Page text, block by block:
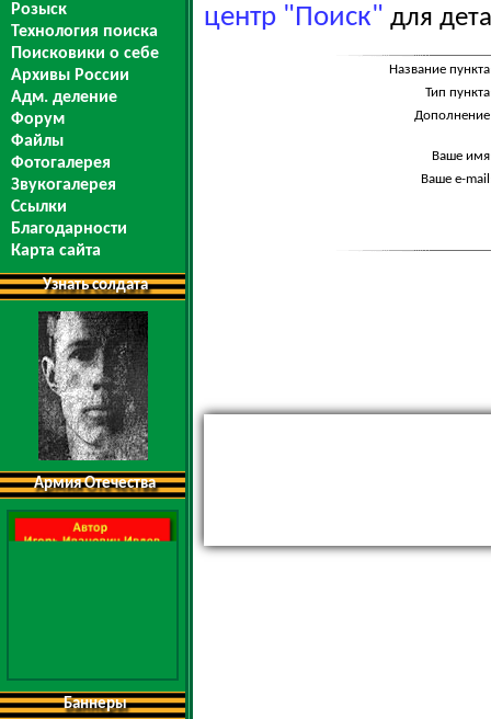
Розыск
Технология поиска
Поисковики о себе
Архивы России
Адм. деление
Форум
Файлы
Фотогалерея
Звукогалерея
Ссылки
Благодарности
Карта сайта
Узнать солдата
Армия Отечества
Баннеры
центр "Поиск" для
Название
Тип
Ваше
Ваше e-